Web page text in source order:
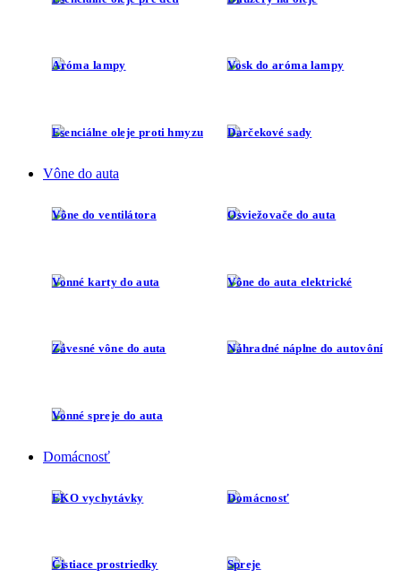
Aróma lampy Vosk do aróma lampy
Esenciálne oleje proti hmyzu Darčekové sady
Vône do auta
Vône do ventilátora Osviežovače do auta
Vonné karty do auta Vône do auta elektrické
Závesné vône do auta Náhradné náplne do autovôní
Vonné spreje do auta
Domácnosť
EKO vychytávky Domácnosť
Čistiace prostriedky Spreje